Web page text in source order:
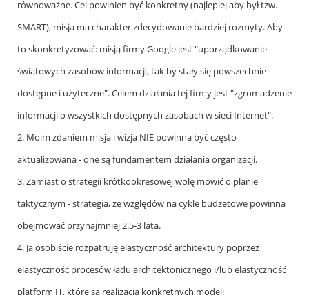
(niezweryfikowany)
równoważne. Cel powinien być konkretny (najlepiej aby był tzw.
SMART), misja ma charakter zdecydowanie bardziej rozmyty. Aby
to skonkretyzować: misją firmy Google jest "uporządkowanie
światowych zasobów informacji, tak by stały się powszechnie
dostępne i użyteczne". Celem działania tej firmy jest "zgromadzenie
informacji o wszystkich dostępnych zasobach w sieci Internet".
2. Moim zdaniem misja i wizja NIE powinna być często
aktualizowana - one są fundamentem działania organizacji.
3. Zamiast o strategii krótkookresowej wolę mówić o planie
taktycznym - strategia, ze względów na cykle budżetowe powinna
obejmować przynajmniej 2.5-3 lata.
4. Ja osobiście rozpatruję elastyczność architektury poprzez
elastyczność procesów ładu architektonicznego i/lub elastyczność
platform IT, które są realizacją konkretnych modeli